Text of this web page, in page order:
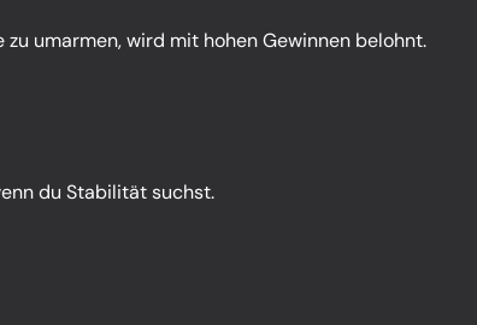
umarmen, wird mit hohen Gewinnen belohnt.
du Stabilität suchst.